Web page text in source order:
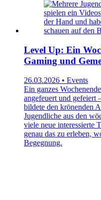
Level Up: Ein
Gaming und
26.03.2026 • Events
Ein ganzes
angefeuert und gefeiert
bildete den krönenden
Jugendliche aus den
viele neue interessierte
genau das zu erleben,
Begegnung.